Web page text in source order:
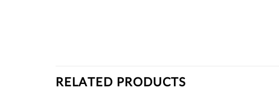
RELATED PRODUCTS